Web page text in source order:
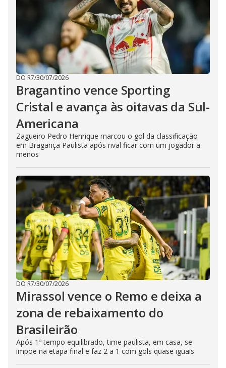
DO R7/30/07/2026
Bragantino vence Sporting
Cristal e avança às oitavas da Sul-
Americana
Zagueiro Pedro Henrique marcou o gol da classificação
em Bragança Paulista após rival ficar com um jogador a
menos
DO R7/30/07/2026
Mirassol vence o Remo e deixa a
zona de rebaixamento do
Brasileirão
Após 1º tempo equilibrado, time paulista, em casa, se
impõe na etapa final e faz 2 a 1 com gols quase iguais